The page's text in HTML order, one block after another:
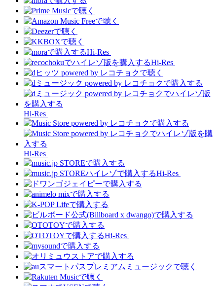
Hi-Res
Hi-Res
Hi-Res
Hi-Res
Hi-Res
Hi-Res